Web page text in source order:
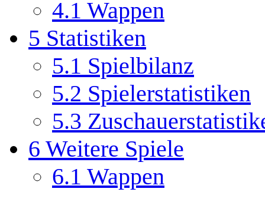
4.1 Wappen
5 Statistiken
5.1 Spielbilanz
5.2 Spielerstatistiken
5.3
6 Weitere Spiele
6.1 Wappen